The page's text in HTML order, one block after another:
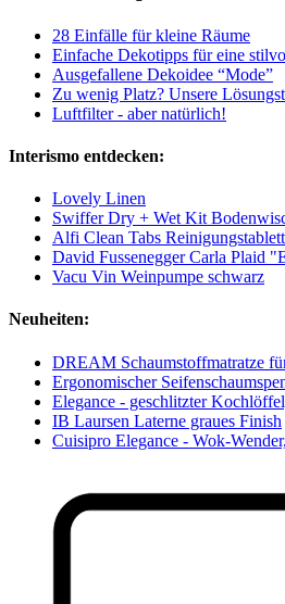
28 Einfälle für kleine Räume
Einfache Dekotipps für eine
Ausgefallene Dekoidee “Mode”
Zu wenig Platz? Unsere
Luftfilter - aber natürlich!
Interismo entdecken:
Lovely Linen
Swiffer Dry + Wet Kit
Alfi Clean Tabs
David Fussenegger Carla Plaid
Vacu Vin Weinpumpe schwarz
Neuheiten:
DREAM Schaumstoffmatratze
Ergonomischer
Elegance - geschlitzter
IB Laursen Laterne graues Finish
Cuisipro Elegance - Wok-